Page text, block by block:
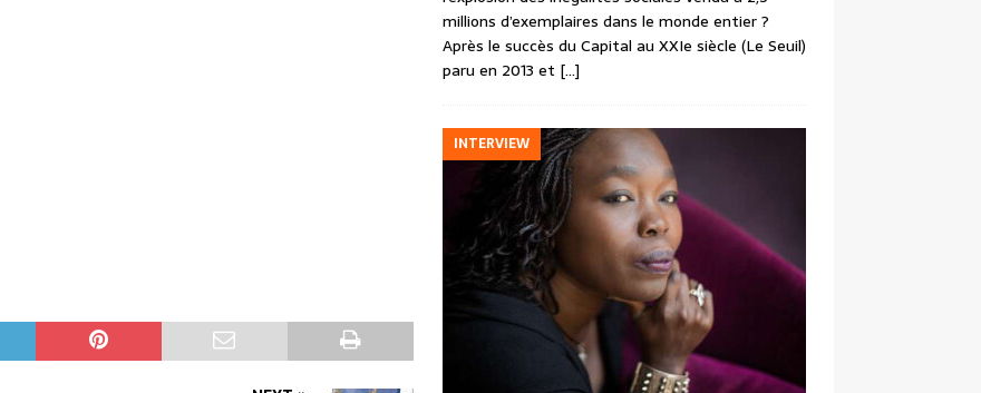
millions d’exemplaires dans le monde entier ?
Après le succès du Capital au XXIe siècle (Le Seuil)
paru en 2013 et […]
INTERVIEW